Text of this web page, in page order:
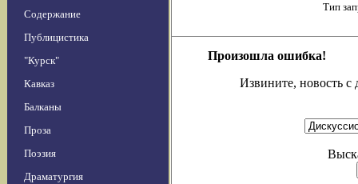
Содержание
Публицистика
"Курск"
Кавказ
Балканы
Проза
Поэзия
Драматургия
Тип
Произошла ошибка!
Извините, новость с